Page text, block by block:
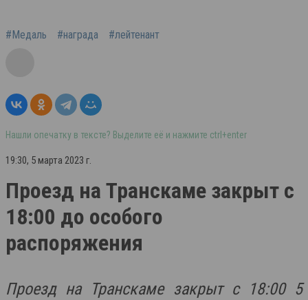
#Медаль #награда #лейтенант
Нашли опечатку в тексте? Выделите её и нажмите ctrl+enter
19:30, 5 марта 2023 г.
Проезд на Транскаме закрыт с
18:00 до особого
распоряжения
Проезд на Транскаме закрыт с 18:00 5